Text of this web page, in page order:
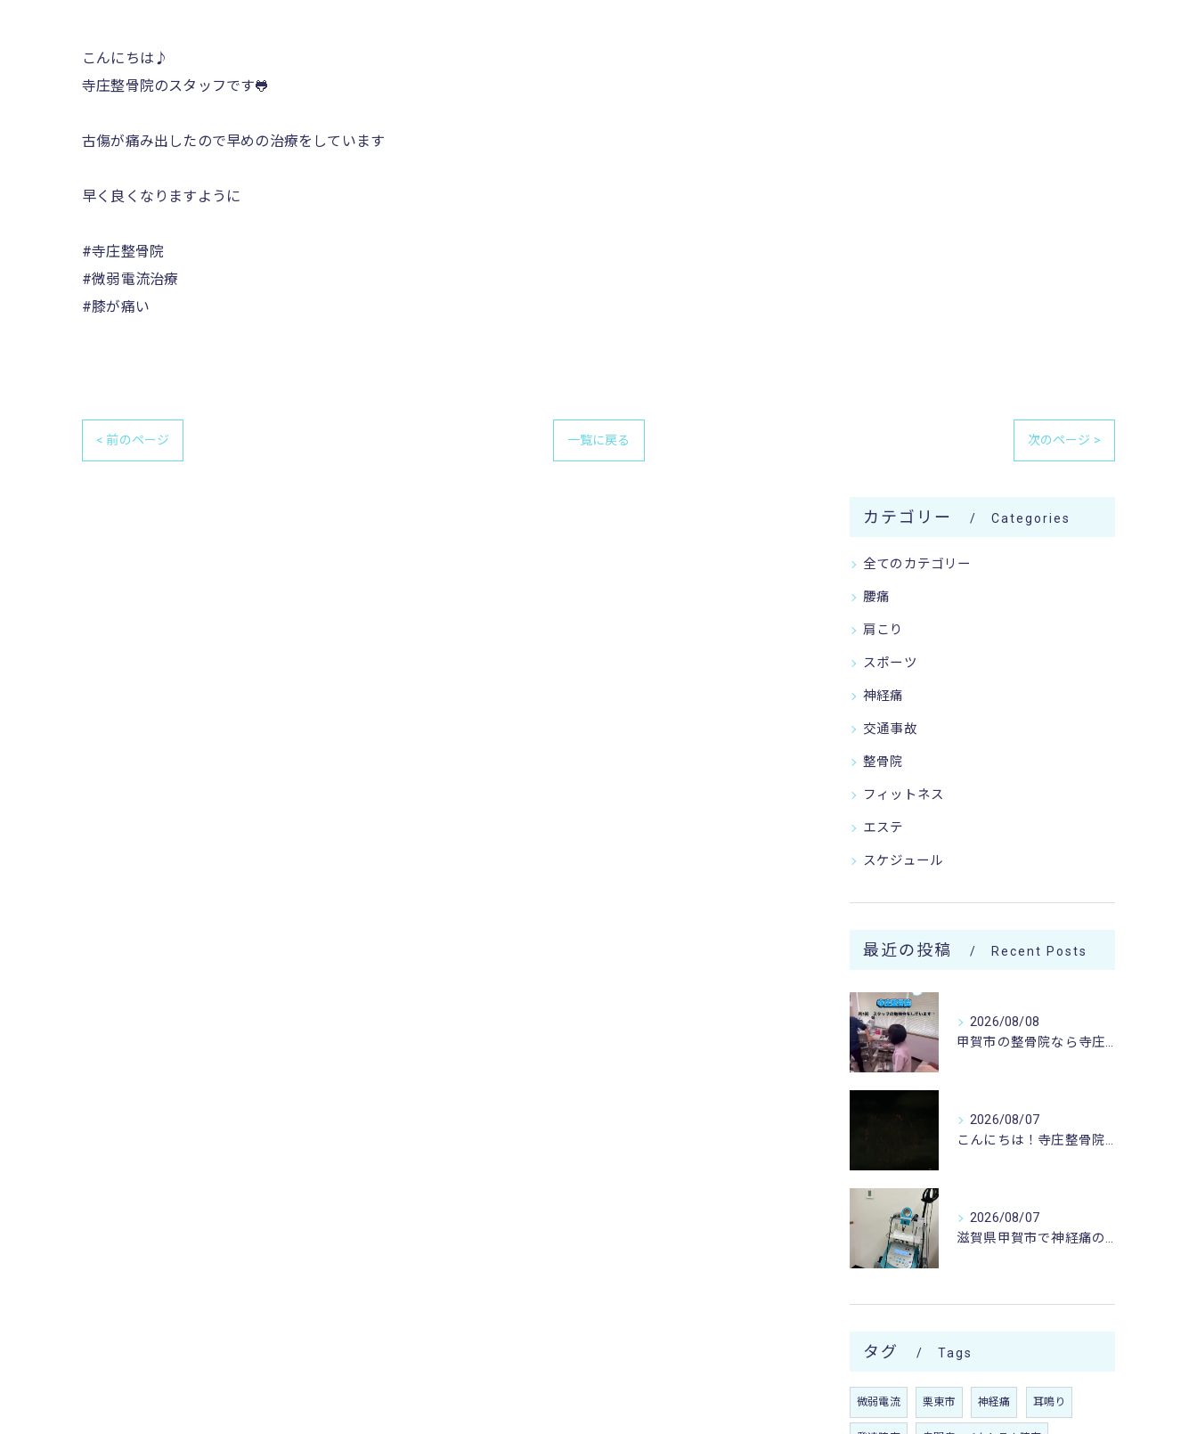
こんにちは♪
寺庄整骨院のスタッフです🐸
古傷が痛み出したので早めの治療をしています
早く良くなりますように
#寺庄整骨院
#微弱電流治療
#膝が痛い
< 前のページ 一覧に戻る 次のページ >
カテゴリー Categories
全てのカテゴリー
腰痛
肩こり
スポーツ
神経痛
交通事故
整骨院
フィットネス
エステ
スケジュール
最近の投稿 Recent Posts
2026/08/08
甲賀市の整骨院なら寺庄整骨院へ🚴🏻‍♂️
2026/08/07
こんにちは！寺庄整骨院のスタッフです♪
2026/08/07
滋賀県甲賀市で神経痛のお悩みなら寺庄整骨院まで🚴🏻‍♂️
タグ Tags
微弱電流 栗東市 神経痛 耳鳴り